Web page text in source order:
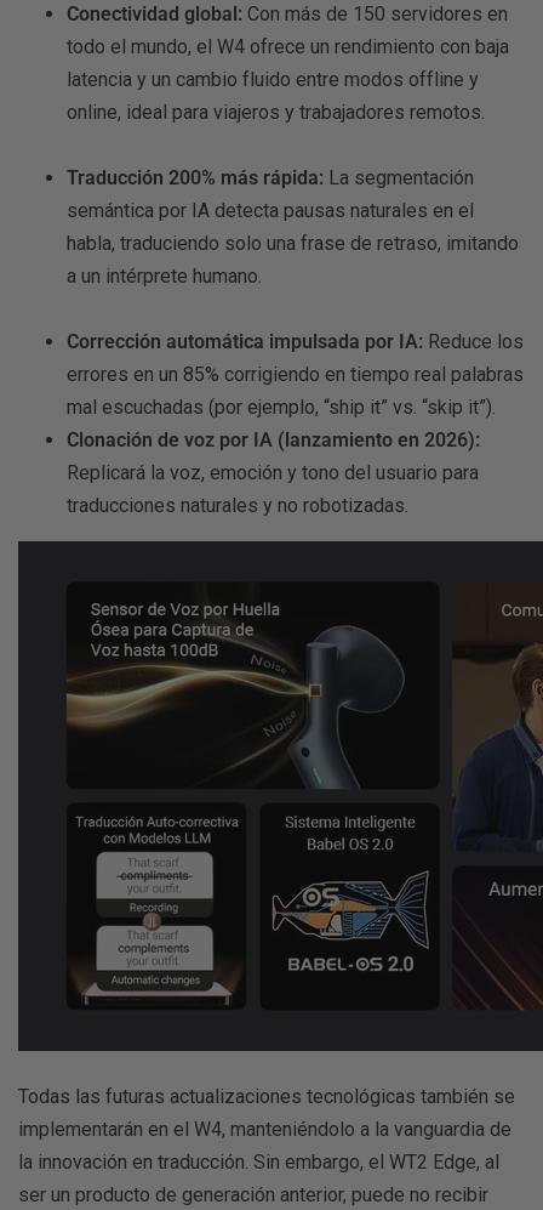
Conectividad global: Con más de 150 servidores en
todo el mundo, el W4 ofrece un rendimiento con baja
latencia y un cambio fluido entre modos offline y
online, ideal para viajeros y trabajadores remotos.
Traducción 200% más rápida: La segmentación
semántica por IA detecta pausas naturales en el
habla, traduciendo solo una frase de retraso, imitando
a un intérprete humano.
Corrección automática impulsada por IA: Reduce los
errores en un 85% corrigiendo en tiempo real palabras
mal escuchadas (por ejemplo, “ship it” vs. “skip it”).
Clonación de voz por IA (lanzamiento en 2026):
Replicará la voz, emoción y tono del usuario para
traducciones naturales y no robotizadas.
Todas las futuras actualizaciones tecnológicas también se
implementarán en el W4, manteniéndolo a la vanguardia de
la innovación en traducción. Sin embargo, el WT2 Edge, al
ser un producto de generación anterior, puede no recibir